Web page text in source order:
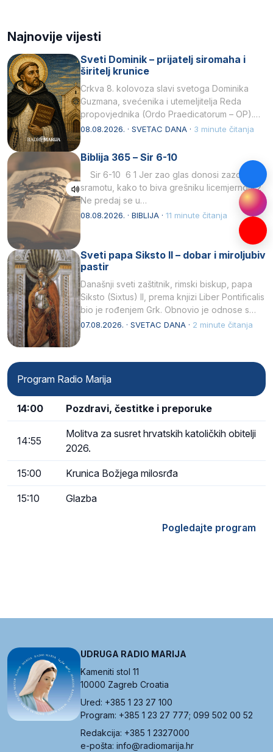
Najnovije vijesti
Sveti Dominik – prijatelj siromaha i
širitelj krunice
Crkva 8. kolovoza slavi svetoga Dominika
Guzmana, svećenika i utemeljitelja Reda
propovjednika (Ordo Praedicatorum – OP).
Svojim životom, dubokom ljubavlju prema
08.08.2026. · SVETAC DANA · 3 minute čitanja
Biblija 365 – Sir 6-10
Sir 6-10 6 1 Jer zao glas donosi zazor i
sramotu, kako to biva grešniku licemjernom.2
Ne predaj se u…
08.08.2026. · BIBLIJA · 11 minute čitanja
Sveti papa Siksto II – dobar i miroljubiv
pastir
Današnji sveti zaštitnik, rimski biskup, papa
Siksto (Sixtus) II, prema knjizi Liber Pontificalis
bio je rođenjem Grk. Obnovio je odnose s
afričkim…
07.08.2026. · SVETAC DANA · 2 minute čitanja
Program Radio Marija
14:00 Pozdravi, čestitke i preporuke
14:55
Molitva za susret hrvatskih katoličkih obitelji
2026.
15:00 Krunica Božjega milosrđa
15:10 Glazba
Pogledajte program
UDRUGA RADIO MARIJA
Kameniti stol 11
10000 Zagreb Croatia
Ured: +385 1 23 27 100
Program: +385 1 23 27 777; 099 502 00 52
Redakcija: +385 1 2327000
e-pošta: info@radiomarija.hr